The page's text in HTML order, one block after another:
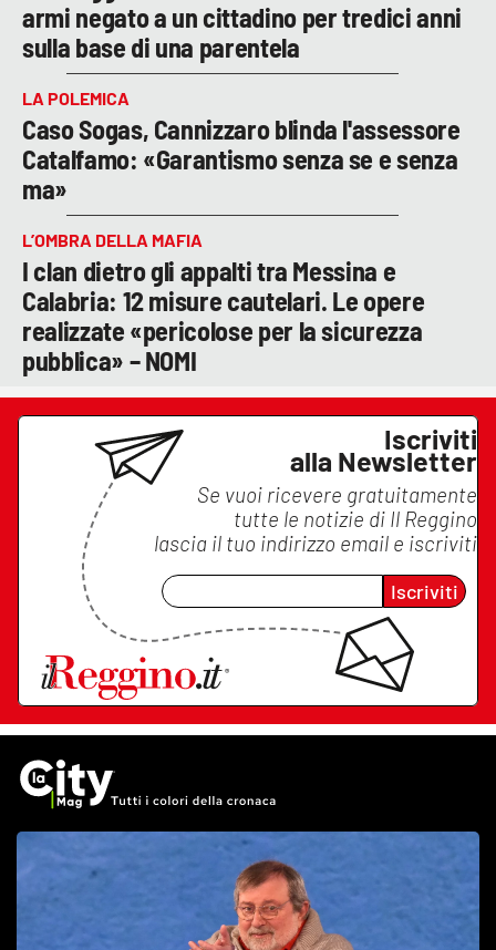
armi negato a un cittadino per tredici anni
sulla base di una parentela
LA POLEMICA
Caso Sogas, Cannizzaro blinda l'assessore
Catalfamo: «Garantismo senza se e senza
ma»
L’OMBRA DELLA MAFIA
I clan dietro gli appalti tra Messina e
Calabria: 12 misure cautelari. Le opere
realizzate «pericolose per la sicurezza
pubblica» – NOMI
Iscriviti
alla Newsletter
Se vuoi ricevere gratuitamente
tutte le notizie di Il Reggino
lascia il tuo indirizzo email e iscriviti
Iscriviti